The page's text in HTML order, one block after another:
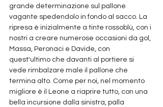
grande determinazione sul pallone
vagante spedendolo in fondo al sacco. La
ripresa è inizialmente a tinte rossoblù, con i
nostri a creare numerose occasioni da gol,
Massa, Peronaci e Davide, con
quest'ultimo che davanti al portiere si
vede rimbalzare male il pallone che
termina alto. Come per noi, nel momento
migliore è il Leone a riaprire tutto, con una
bella incursione dalla sinistra, palla